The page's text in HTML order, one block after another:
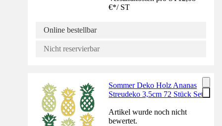
€*/ ST
Online bestellbar
Nicht reservierbar
Sommer Deko Holz Ananas
Streudeko 3,5cm 72 Stück Set
Artikel wurde noch nicht
bewertet.